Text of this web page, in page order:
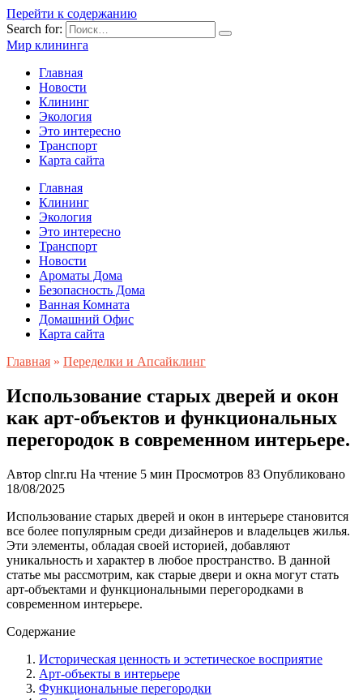
Перейти к содержанию
Search for:
Мир клининга
Главная
Новости
Клининг
Экология
Это интересно
Транспорт
Карта сайта
Главная
Клининг
Экология
Это интересно
Транспорт
Новости
Ароматы Дома
Безопасность Дома
Ванная Комната
Домашний Офис
Карта сайта
Главная » Переделки и Апсайклинг
Использование старых дверей и окон
как арт-объектов и функциональных
перегородок в современном интерьере.
Автор clnr.ru На чтение 5 мин Просмотров 83 Опубликовано
18/08/2025
Использование старых дверей и окон в интерьере становится
все более популярным среди дизайнеров и владельцев жилья.
Эти элементы, обладая своей историей, добавляют
уникальность и характер в любое пространство. В данной
статье мы рассмотрим, как старые двери и окна могут стать
арт-объектами и функциональными перегородками в
современном интерьере.
Содержание
Историческая ценность и эстетическое восприятие
Арт-объекты в интерьере
Функциональные перегородки